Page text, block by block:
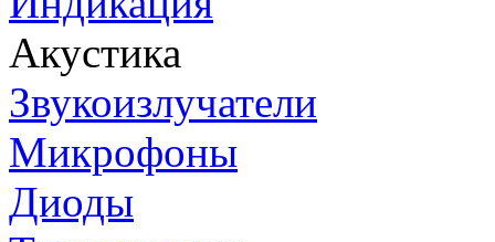
Акустика
Звукоизлучатели
Микрофоны
Диоды